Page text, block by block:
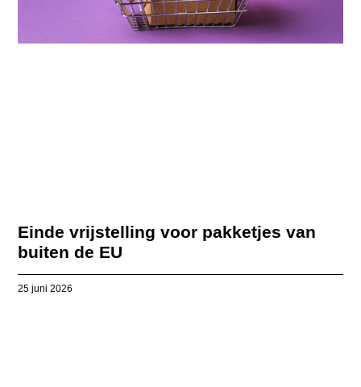
Einde vrijstelling voor pakketjes van
buiten de EU
25 juni 2026